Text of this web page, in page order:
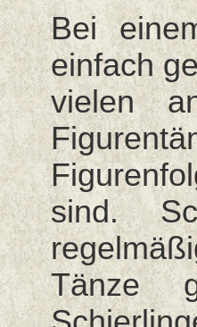
Bei
einfach
vielen
sind.
Tänze